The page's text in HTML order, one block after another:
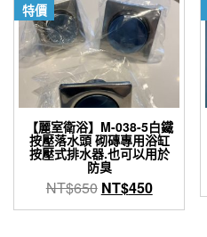
特價
【麗室衛浴】M-038-5白鐵
按壓落水頭 砌磚專用浴缸
按壓式排水器.也可以用於
防臭
NT$650 原
始
NT$450目
前